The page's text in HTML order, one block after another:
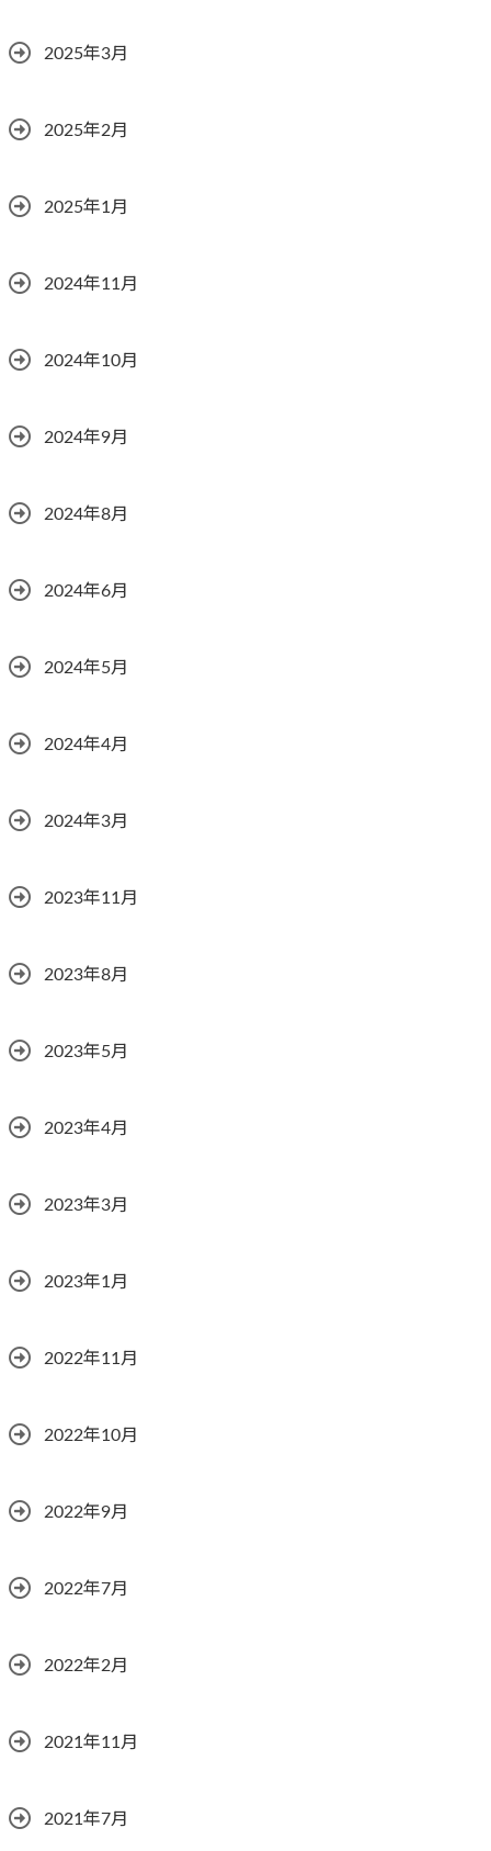
2025年3月
2025年2月
2025年1月
2024年11月
2024年10月
2024年9月
2024年8月
2024年6月
2024年5月
2024年4月
2024年3月
2023年11月
2023年8月
2023年5月
2023年4月
2023年3月
2023年1月
2022年11月
2022年10月
2022年9月
2022年7月
2022年2月
2021年11月
2021年7月